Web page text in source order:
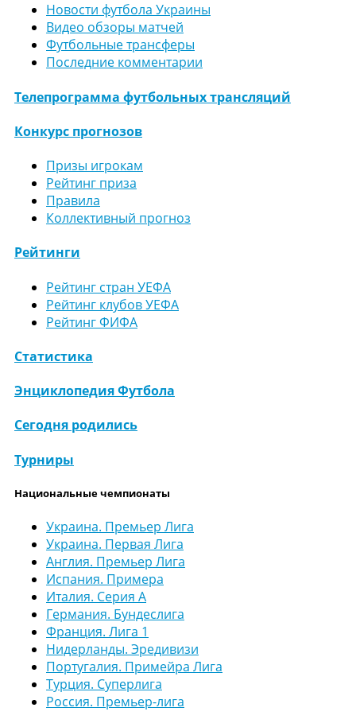
Новости футбола Украины
Видео обзоры матчей
Футбольные трансферы
Последние комментарии
Телепрограмма футбольных трансляций
Конкурс прогнозов
Призы игрокам
Рейтинг приза
Правила
Коллективный прогноз
Рейтинги
Рейтинг стран УЕФА
Рейтинг клубов УЕФА
Рейтинг ФИФА
Статистика
Энциклопедия Футбола
Сегодня родились
Турниры
Национальные чемпионаты
Украина. Премьер Лига
Украина. Первая Лига
Англия. Премьер Лига
Испания. Примера
Италия. Серия А
Германия. Бундеслига
Франция. Лига 1
Нидерланды. Эредивизи
Португалия. Примейра Лига
Турция. Суперлига
Россия. Премьер-лига